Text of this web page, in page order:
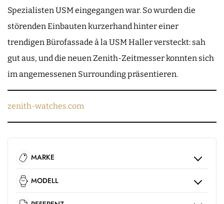
Spezialisten USM eingegangen war. So wurden die
störenden Einbauten kurzerhand hinter einer
trendigen Bürofassade à la USM Haller versteckt: sah
gut aus, und die neuen Zenith-Zeitmesser konnten sich
im angemessenen Surrounding präsentieren.
zenith-watches.com
MARKE
MODELL